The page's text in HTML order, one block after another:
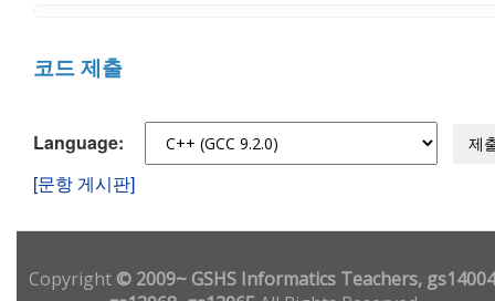
코드 제출
Language: 제
[문항 게시판]
Copyright© 2009~ GSHS Informatics Teachers,